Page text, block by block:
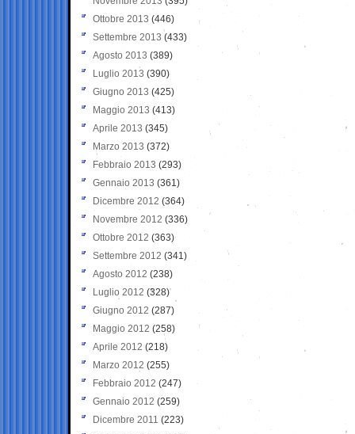
Ottobre 2013 (446)
Settembre 2013 (433)
Agosto 2013 (389)
Luglio 2013 (390)
Giugno 2013 (425)
Maggio 2013 (413)
Aprile 2013 (345)
Marzo 2013 (372)
Febbraio 2013 (293)
Gennaio 2013 (361)
Dicembre 2012 (364)
Novembre 2012 (336)
Ottobre 2012 (363)
Settembre 2012 (341)
Agosto 2012 (238)
Luglio 2012 (328)
Giugno 2012 (287)
Maggio 2012 (258)
Aprile 2012 (218)
Marzo 2012 (255)
Febbraio 2012 (247)
Gennaio 2012 (259)
Dicembre 2011 (223)